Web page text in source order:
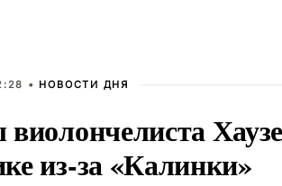
• НОВОСТИ ДНЯ
из-за «Калинки»